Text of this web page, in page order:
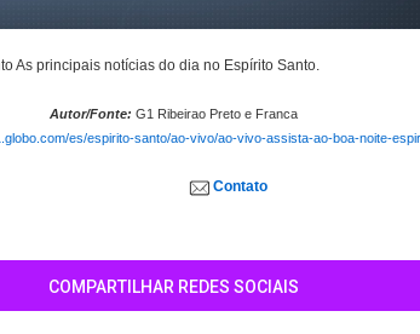
As principais notícias do dia no Espírito Santo.
Autor/Fonte: G1 Ribeirao Preto e Franca
es/espirito-santo/ao-vivo/ao-vivo-assista-ao-boa-noite-
Contato
COMPARTILHAR REDES SOCIAIS